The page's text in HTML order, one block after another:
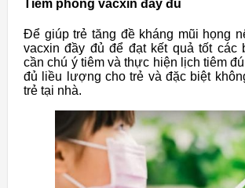
Tiêm phòng vacxin đầy đủ
Để giúp trẻ tăng đề kháng mũi họng
vacxin đầy đủ để đạt kết quả tốt các
cần chú ý tiêm và thực hiện lịch tiêm
đủ liều lượng cho trẻ và đặc biệt
trẻ tại nhà.